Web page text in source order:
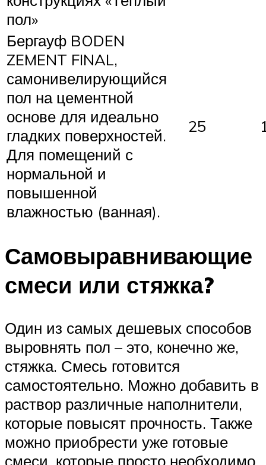
пол»
Бергауф BODEN
ZEMENT FINAL,
самонивелирующийся
пол на цементной
основе для идеально
гладких поверхностей.
Для помещений с
нормальной и
повышенной
влажностью (ванная).
25
Самовыравнивающие
смеси или стяжка?
Один из самых дешевых способов
выровнять пол – это, конечно же,
стяжка. Смесь готовится
самостоятельно. Можно добавить в
раствор различные наполнители,
которые повысят прочность. Также
можно приобрести уже готовые
смеси, которые просто необходимо